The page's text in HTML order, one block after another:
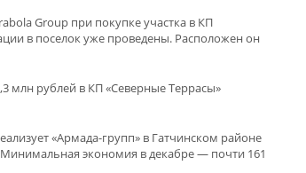
Group при покупке участка в КП
в поселок уже проведены. Расположен он
млн рублей в КП «Северные Террасы»
«Армада-групп» в Гатчинском районе
Минимальная экономия в декабре — почти 161